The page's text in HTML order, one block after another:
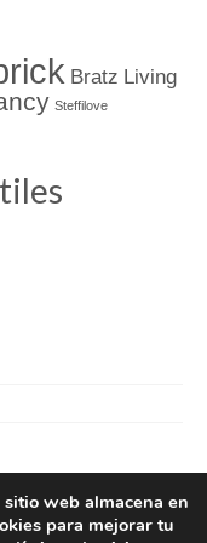
Bratz Living
Steffilove
web almacena en
para mejorar tu